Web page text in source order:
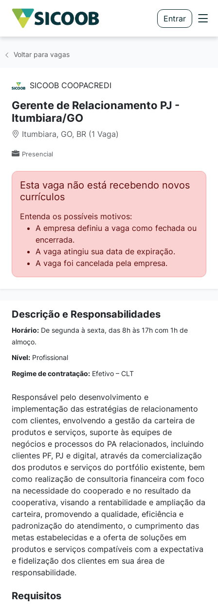
Entrar
Voltar para vagas
SICOOB COOPACREDI
Gerente de Relacionamento PJ -
Itumbiara/GO
Itumbiara, GO, BR (1 Vaga)
Presencial
Esta vaga não está recebendo novos
currículos
Entenda os possíveis motivos:
A empresa definiu a vaga como fechada ou
encerrada.
A vaga atingiu sua data de expiração.
A vaga foi cancelada pela empresa.
Descrição e Responsabilidades
Horário: De segunda à sexta, das 8h às 17h com 1h de
almoço.
Nível: Profissional
Regime de contratação: Efetivo – CLT
Responsável pelo desenvolvimento e
implementação das estratégias de relacionamento
com clientes, envolvendo a gestão da carteira de
produtos e serviços, suporte às equipes de
negócios e processos do PA relacionados, incluindo
clientes PF, PJ e digital, através da comercialização
dos produtos e serviços do portfólio existente, bem
como realização de consultoria financeira com foco
na necessidade do cooperado e no resultado da
cooperativa, visando a rentabilidade e ampliação da
carteira, promovendo a qualidade, eficiência e
padronização do atendimento, o cumprimento das
metas estabelecidas e a oferta de soluções em
produtos e serviços compatíveis com a expectativa
e fidelização dos clientes em sua área de
responsabilidade.
Requisitos